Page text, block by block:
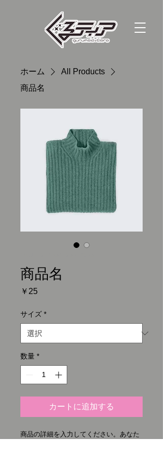
ホーム
All Products
商品名
商品名
￥25価
サイズ *
数量 *
カートに追加する
商品の詳細を入力してください。あなた